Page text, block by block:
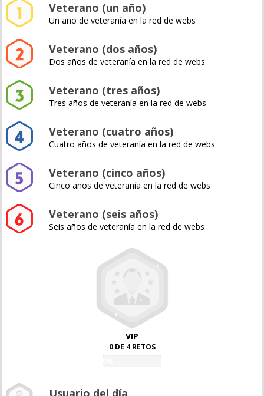
Veterano (un año)
Un año de veteranía en la red de webs
Veterano (dos años)
Dos años de veteranía en la red de webs
Veterano (tres años)
Tres años de veteranía en la red de webs
Veterano (cuatro años)
Cuatro años de veteranía en la red de webs
Veterano (cinco años)
Cinco años de veteranía en la red de webs
Veterano (seis años)
Seis años de veteranía en la red de webs
VIP
0 DE 4 RETOS
Usuario del día